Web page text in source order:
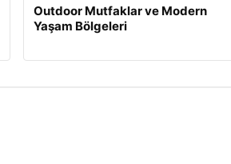
Outdoor Mutfaklar ve Modern
Yaşam Bölgeleri